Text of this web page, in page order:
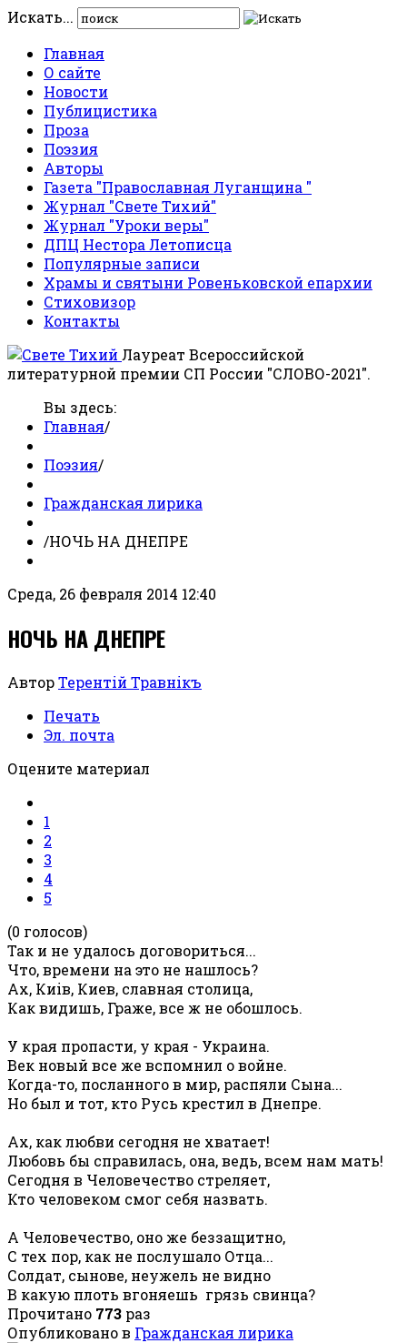
Искать...
Главная
О сайте
Новости
Публицистика
Проза
Поэзия
Авторы
Газета "Православная Луганщина "
Журнал "Свете Тихий"
Журнал "Уроки веры"
ДПЦ Нестора Летописца
Популярные записи
Храмы и святыни Ровеньковской епархии
Стиховизор
Контакты
Лауреат Всероссийской
литературной премии СП России "СЛОВО-2021".
Вы здесь:
Главная/
Поэзия/
Гражданская лирика
/НОЧЬ НА ДНЕПРЕ
Среда, 26 февраля 2014 12:40
НОЧЬ НА ДНЕПРЕ
АвторТерентiй Травнiкъ
Печать
Эл. почта
Оцените материал
1
2
3
4
5
(0 голосов)
Так и не удалось договориться...
Что, времени на это не нашлось?
Ах, Киiв, Киев, славная столица,
Как видишь, Граже, все ж не обошлось.
У края пропасти, у края - Украина.
Век новый все же вспомнил о войне.
Когда-то, посланного в мир, распяли Сына...
Но был и тот, кто Русь крестил в Днепре.
Ах, как любви сегодня не хватает!
Любовь бы справилась, она, ведь, всем нам мать!
Сегодня в Человечество стреляет,
Кто человеком смог себя назвать.
А Человечество, оно же беззащитно,
С тех пор, как не послушало Отца...
Солдат, сынове, неужель не видно
В какую плоть вгоняешь грязь свинца?
Прочитано 773 раз
Опубликовано в Гражданская лирика